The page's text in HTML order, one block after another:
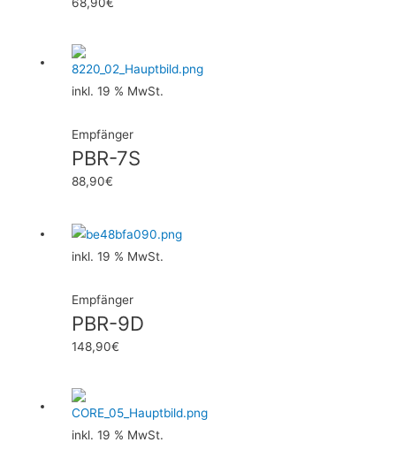
inkl. 19 % MwSt.
Empfänger
PBR-7S
88,90€
inkl. 19 % MwSt.
Empfänger
PBR-9D
148,90€
inkl. 19 % MwSt.